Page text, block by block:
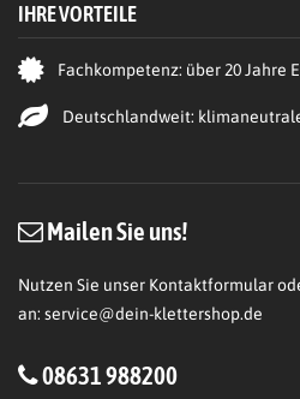
IHRE VORTEILE
Fachkompetenz: über 20 Jahre
Deutschlandweit:
Mailen Sie uns!
Nutzen Sie unser Kontaktformular
an: service@dein-klettershop.de
08631 988200